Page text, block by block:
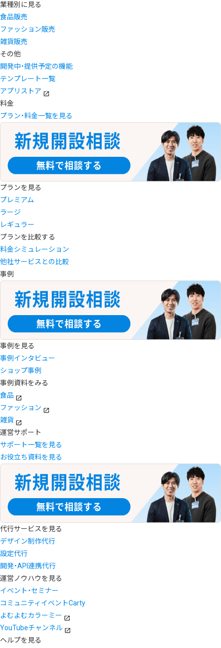
業種別に見る
食品販売
ファッション販売
雑貨販売
その他
開発中・提供予定の機能
テンプレート一覧
アプリストア
料金
プラン・料金一覧を見る
プランを見る
プレミアム
ラージ
レギュラー
プランを比較する
料金シミュレーション
他社サービスとの比較
事例
事例を見る
事例インタビュー
ショップ事例
事例資料をみる
食品
ファッション
雑貨
運営サポート
サポート一覧を見る
お役立ち資料を見る
代行サービスを見る
デザイン制作代行
設定代行
開発・API連携代行
運営ノウハウを見る
イベント・セミナー
コミュニティイベントCarty
よむよむカラーミー
YouTubeチャンネル
ヘルプを見る